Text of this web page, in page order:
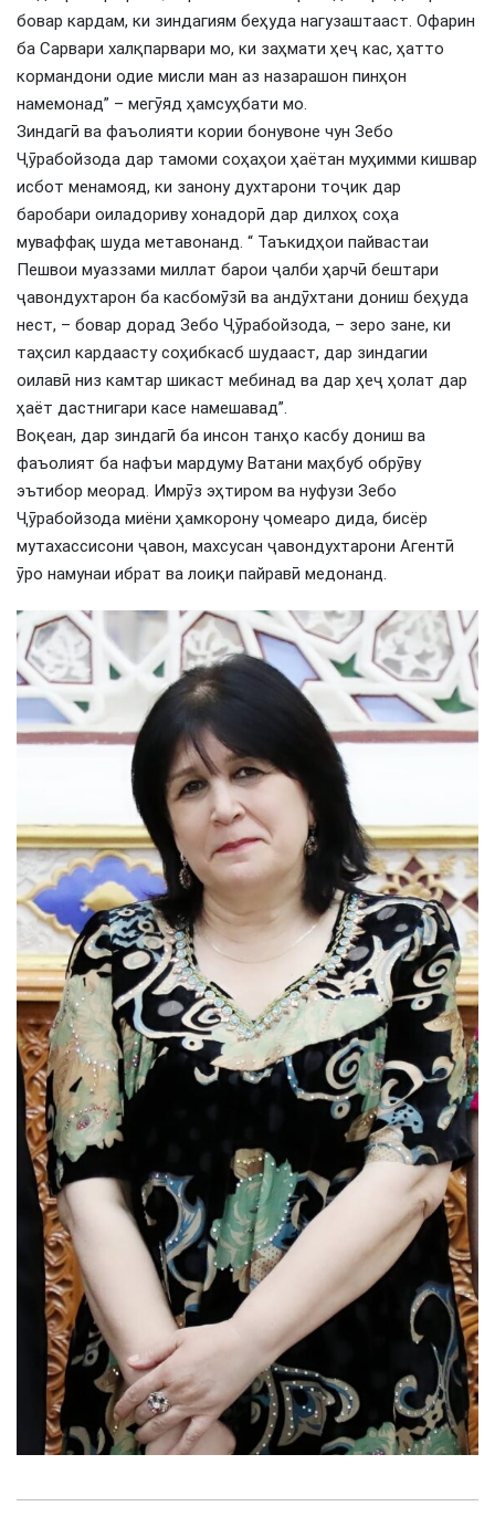
бовар кардам, ки зиндагиям беҳуда нагузаштааст. Офарин
ба Сарвари халқпарвари мо, ки заҳмати ҳеҷ кас, ҳатто
кормандони одие мисли ман аз назарашон пинҳон
намемонад” – мегӯяд ҳамсуҳбати мо.
Зиндагӣ ва фаъолияти кории бонувоне чун Зебо
Ҷӯрабойзода дар тамоми соҳаҳои ҳаётан муҳимми кишвар
исбот менамояд, ки занону духтарони тоҷик дар
баробари оиладориву хонадорӣ дар дилхоҳ соҳа
муваффақ шуда метавонанд. “ Таъкидҳои пайвастаи
Пешвои муаззами миллат барои ҷалби ҳарчӣ бештари
ҷавондухтарон ба касбомӯзӣ ва андӯхтани дониш беҳуда
нест, – бовар дорад Зебо Ҷӯрабойзода, – зеро зане, ки
таҳсил кардаасту соҳибкасб шудааст, дар зиндагии
оилавӣ низ камтар шикаст мебинад ва дар ҳеҷ ҳолат дар
ҳаёт дастнигари касе намешавад”.
Воқеан, дар зиндагӣ ба инсон танҳо касбу дониш ва
фаъолият ба нафъи мардуму Ватани маҳбуб обрӯву
эътибор меорад. Имрӯз эҳтиром ва нуфузи Зебо
Ҷӯрабойзода миёни ҳамкорону ҷомеаро дида, бисёр
мутахассисони ҷавон, махсусан ҷавондухтарони Агентӣ
ӯро намунаи ибрат ва лоиқи пайравӣ медонанд.